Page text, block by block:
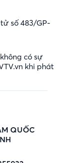
số 483/GP-
có sự
khi phát
QUỐC